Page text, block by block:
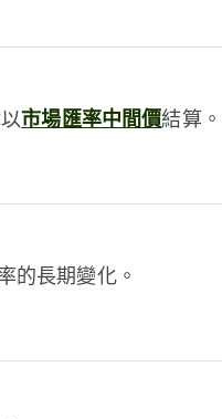
市場匯率中間價結算。
的長期變化。